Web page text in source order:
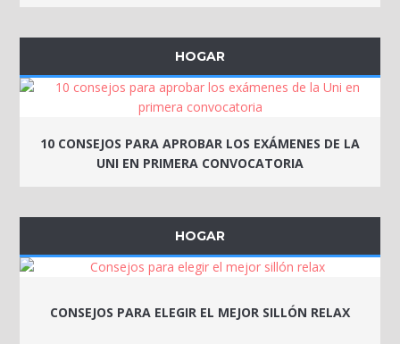
HOGAR
10 CONSEJOS PARA APROBAR LOS EXÁMENES DE LA
UNI EN PRIMERA CONVOCATORIA
HOGAR
CONSEJOS PARA ELEGIR EL MEJOR SILLÓN RELAX